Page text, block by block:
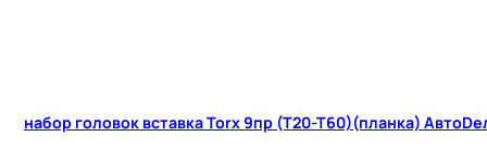
набор головок вставка Torx 9пр (Т20-Т60)(планка)